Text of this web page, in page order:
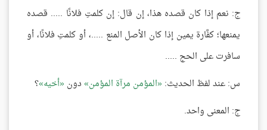
ج: نعم إذا كان قصده هذا، إن قال: إن كلمتِ فلانًا ..... قصده
يمنعها؛ كفَّارة يمين إذا كان الأصل المنع .....، أو كلمتِ فلانًا، أو
سافرت على الحج .....
س: عند لفظ الحديث: المؤمن مرآة المؤمن دون أخيه ؟
ج: المعنى واحد.